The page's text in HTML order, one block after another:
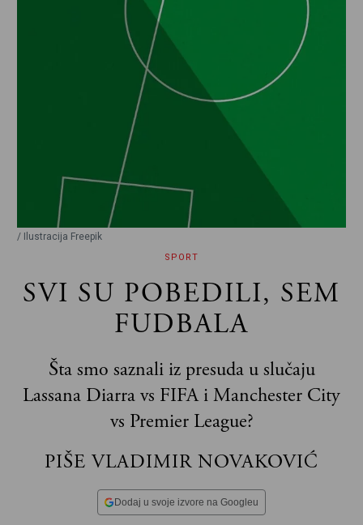
/ Ilustracija Freepik
SPORT
SVI SU POBEDILI, SEM
FUDBALA
Šta smo saznali iz presuda u slučaju
Lassana Diarra vs FIFA i Manchester City
vs Premier League?
PIŠE VLADIMIR NOVAKOVIĆ
Dodaj u svoje izvore na Googleu